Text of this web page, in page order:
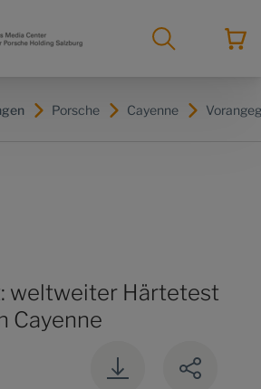
Porsche Cayenne
weltweiter Härtetest
Cayenne